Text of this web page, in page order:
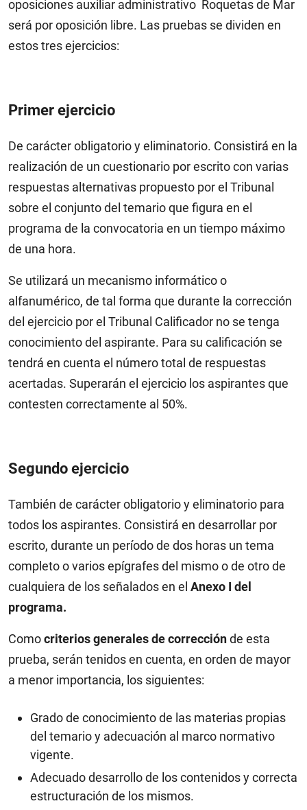
oposiciones auxiliar administrativo Roquetas de Mar
será por oposición libre. Las pruebas se dividen en
estos tres ejercicios:
Primer ejercicio
De carácter obligatorio y eliminatorio. Consistirá en la
realización de un cuestionario por escrito con varias
respuestas alternativas propuesto por el Tribunal
sobre el conjunto del temario que figura en el
programa de la convocatoria en un tiempo máximo
de una hora.
Se utilizará un mecanismo informático o
alfanumérico, de tal forma que durante la corrección
del ejercicio por el Tribunal Calificador no se tenga
conocimiento del aspirante. Para su calificación se
tendrá en cuenta el número total de respuestas
acertadas. Superarán el ejercicio los aspirantes que
contesten correctamente al 50%.
Segundo ejercicio
También de carácter obligatorio y eliminatorio para
todos los aspirantes. Consistirá en desarrollar por
escrito, durante un período de dos horas un tema
completo o varios epígrafes del mismo o de otro de
cualquiera de los señalados en el Anexo I del
programa.
Comocriterios generales de correcciónde esta
prueba, serán tenidos en cuenta, en orden de mayor
a menor importancia, los siguientes:
Grado de conocimiento de las materias propias
del temario y adecuación al marco normativo
vigente.
Adecuado desarrollo de los contenidos y correcta
estructuración de los mismos.